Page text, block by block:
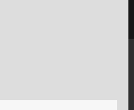
Gelb!
Gruppen, für die eine